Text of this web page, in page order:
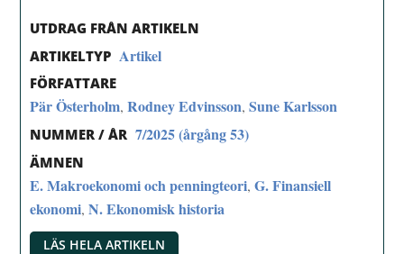
UTDRAG FRÅN ARTIKELN
ARTIKELTYP Artikel
FÖRFATTARE
Pär Österholm,Rodney Edvinsson,Sune Karlsson
NUMMER / ÅR 7/2025 (årgång 53)
ÄMNEN
E. Makroekonomi och penningteori,G. Finansiell
ekonomi,N. Ekonomisk historia
LÄS HELA ARTIKELN